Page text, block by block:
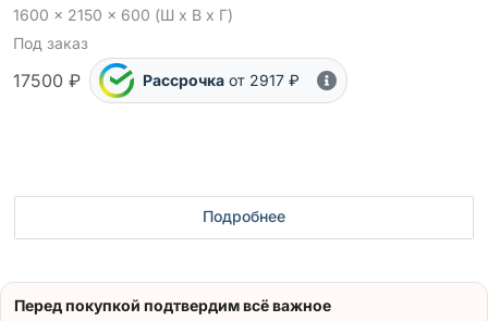
1600 x 2150 x 600 (Ш x В x Г)
Под заказ
17500 ₽ Рассрочка от 2917 ₽
Подробнее
Перед покупкой подтвердим всё важное